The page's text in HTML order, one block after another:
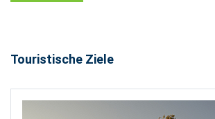
Touristische Ziele